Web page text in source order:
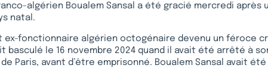
algérien Boualem Sansal a été gracié mercredi après
natal.
ex-fonctionnaire algérien octogénaire devenu un féroce
basculé le 16 novembre 2024 quand il avait été arrêté à
Paris, avant d’être emprisonné. Boualem Sansal avait